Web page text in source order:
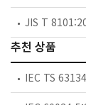
JIS T
추천 상품